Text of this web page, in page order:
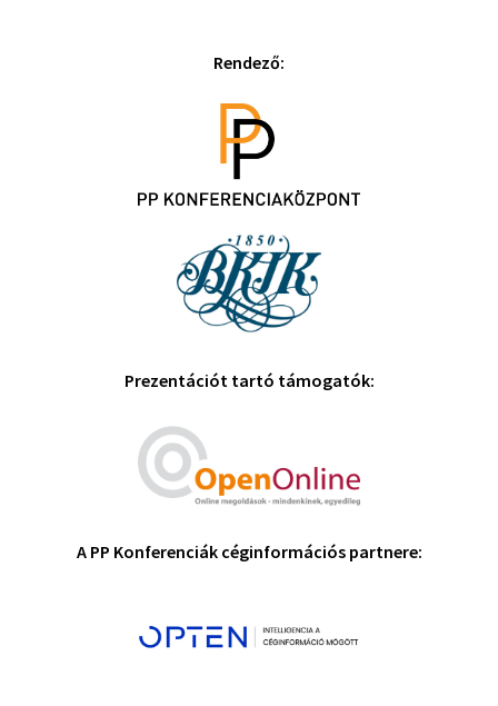
Rendező:
Prezentációt tartó támogatók:
A PP Konferenciák céginformációs partnere: